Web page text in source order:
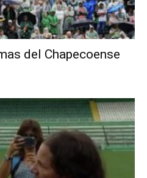
del Chapecoense